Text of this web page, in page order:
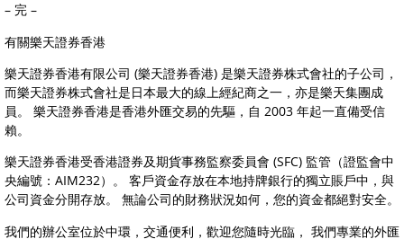
– 完 –
有關樂天證券香港
樂天證券香港有限公司 (樂天證券香港) 是樂天證券株式會社的子公司，
而樂天證券株式會社是日本最大的線上經紀商之一，亦是樂天集團成
員。 樂天證券香港是香港外匯交易的先驅，自 2003 年起一直備受信
賴。
樂天證券香港受香港證券及期貨事務監察委員會 (SFC) 監管（證監會中
央編號：AIM232）。 客戶資金存放在本地持牌銀行的獨立賬戶中，與
公司資金分開存放。 無論公司的財務狀況如何，您的資金都絕對安全。
我們的辦公室位於中環，交通便利，歡迎您隨時光臨， 我們專業的外匯